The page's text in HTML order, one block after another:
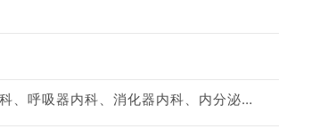
神経内科、一般内科、循環器内科、呼吸器内科、消化器内科、内分泌・代謝内科、腎臓内科、老年内科、血液内科、膠原病科